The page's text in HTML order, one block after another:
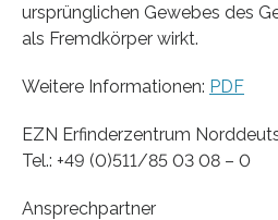
ursprünglichen Gewebes des
als Fremdkörper wirkt.
Weitere Informationen: PDF
EZN Erfinderzentrum
Tel.: +49 (0)511/85 03 08 – 0
Ansprechpartner